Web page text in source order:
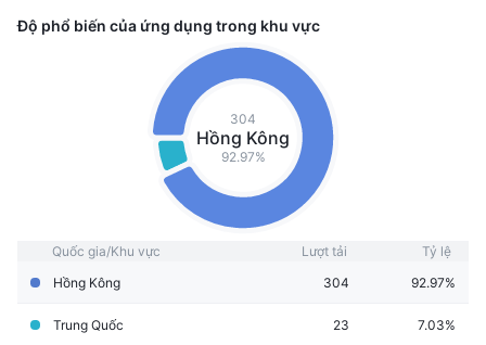
Độ phổ biến của ứng dụng trong khu vực
304
Hồng Kông
92.97%
Quốc gia/Khu vực Lượt tải
Tỷ lệ
Hồng Kông
304 92.97%
Trung Quốc 23 7.03%